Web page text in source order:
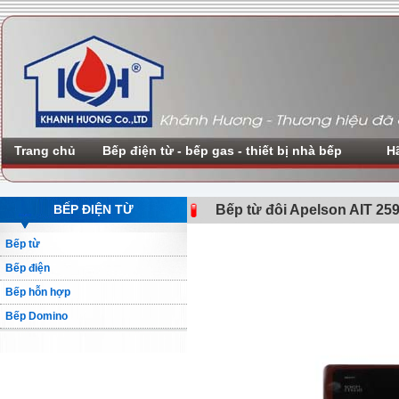
Trang chủ Bếp điện từ - bếp gas - thiết bị nhà bếp
BẾP ĐIỆN TỪ
Bếp từ
Bếp điện
Bếp hỗn hợp
Bếp Domino
Bếp từ đôi Apelson AIT